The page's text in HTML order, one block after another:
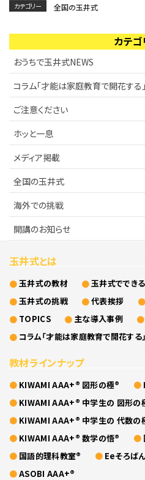
カテゴリー 全国の玉井式
カテゴ
おうちで玉井式NEWS
コラム「才能は家庭教育で開花する」
ご注意ください
ホッと一息
メディア掲載
全国の玉井式
海外での挑戦
開講のお知らせ
玉井式とは
玉井式の教材
玉井式ででき
玉井式の挑戦
代表挨拶
TOPICS
主な導入事例
コラム「才能は家庭教育で開花する」
教材ラインナップ
KIWAMI AAA+® 図形の極®
KIWAMI AAA+® 中学生の 図形の
KIWAMI AAA+® 中学生の 代数の
KIWAMI AAA+® 数学の悟®
国語的理科教室®
Eeそろば
ASOBI AAA+®